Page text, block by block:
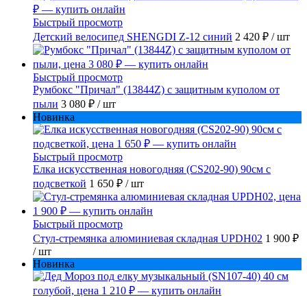
Быстрый просмотр
Детский велосипед SHENGDI Z-12 синий 2 420 ₽ / шт
Быстрый просмотр
Румбокс "Причал" (13844Z) с защитным куполом от
пыли 3 080 ₽ / шт
Новинка
Быстрый просмотр
Елка искусственная новогодняя (CS202-90) 90см с
подсветкой 1 650 ₽ / шт
Быстрый просмотр
Стул-стремянка алюминиевая складная UPDH02 1 900 ₽
/ шт
Новинка